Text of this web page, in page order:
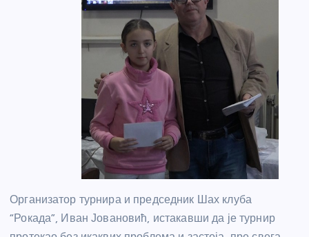
Организатор турнира и председник Шах клуба
“Рокада”, Иван Јовановић, истакавши да је турнир